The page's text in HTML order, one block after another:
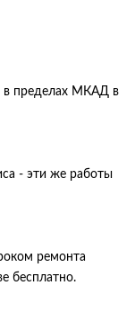
в пределах МКАД в
- эти же работы
ремонта
бесплатно.